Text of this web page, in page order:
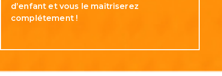
d’enfant et vous le maîtriserez
complétement !